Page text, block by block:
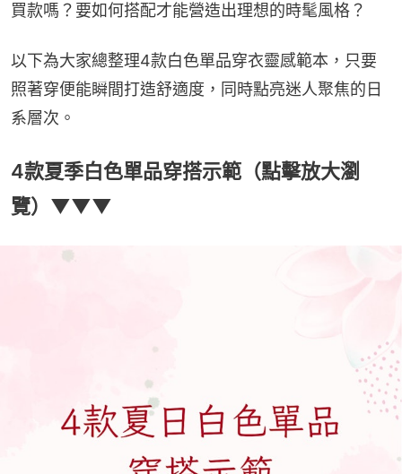
買款嗎？要如何搭配才能營造出理想的時髦風格？
以下為大家總整理4款白色單品穿衣靈感範本，只要
照著穿便能瞬間打造舒適度，同時點亮迷人聚焦的日
系層次。
4款夏季白色單品穿搭示範（點擊放大瀏
覽）▼▼▼